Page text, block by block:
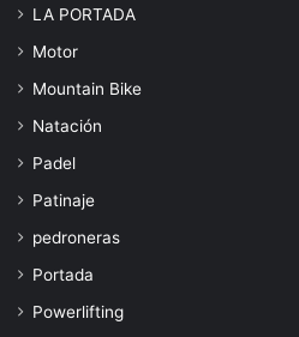
LA PORTADA
Motor
Mountain Bike
Natación
Padel
Patinaje
pedroneras
Portada
Powerlifting